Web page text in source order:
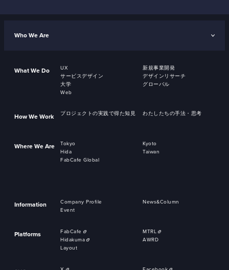
Who We Are
What We Do UX
新規事業開発
サービスデザイン
デザインリサーチ
大学
グローバル
Web
How We Work プロジェクトの実践で得た知見 わたしたちの手法・思考
Where We Are Tokyo
Kyoto
Hida
Taiwan
FabCafe Global
Information Company Profile
News&Column
Event
Platforms FabCafe
MTRL
Hidakuma
AWRD
Layout